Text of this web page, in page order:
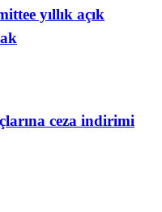
yıllık açık
ceza indirimi